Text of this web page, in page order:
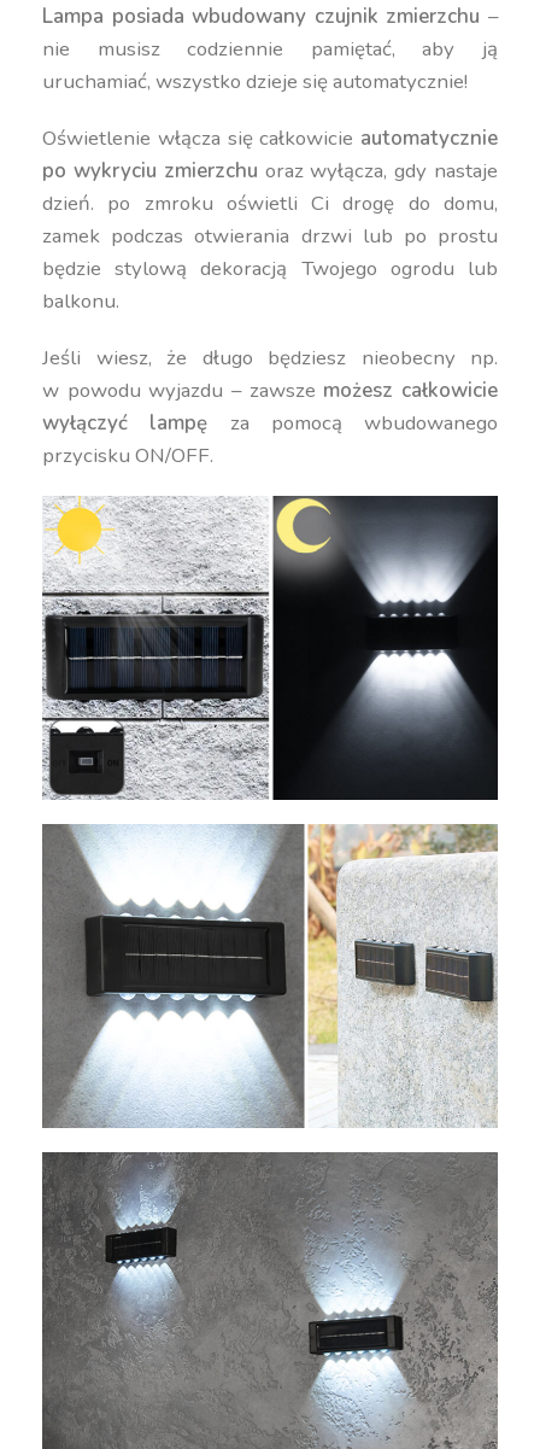
Lampa posiada wbudowany czujnik zmierzchu –
nie musisz codziennie pamiętać, aby ją
uruchamiać, wszystko dzieje się automatycznie!
Oświetlenie włącza się całkowicie automatycznie
po wykryciu zmierzchu oraz wyłącza, gdy nastaje
dzień. po zmroku oświetli Ci drogę do domu,
zamek podczas otwierania drzwi lub po prostu
będzie stylową dekoracją Twojego ogrodu lub
balkonu.
Jeśli wiesz, że długo będziesz nieobecny np.
w powodu wyjazdu – zawsze możesz całkowicie
wyłączyć lampę za pomocą wbudowanego
przycisku ON/OFF.